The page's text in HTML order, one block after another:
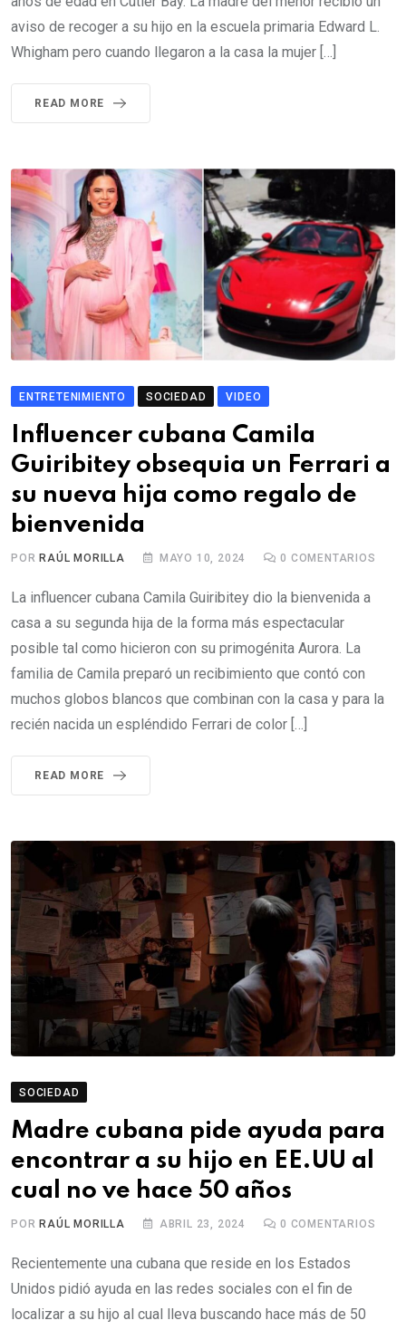
aviso de recoger a su hijo en la escuela primaria Edward L.
Whigham pero cuando llegaron a la casa la mujer […]
READ MORE
ENTRETENIMIENTO SOCIEDAD VIDEO
Influencer cubana Camila
Guiribitey obsequia un Ferrari a
su nueva hija como regalo de
bienvenida
PORRAÚL MORILLA MAYO 10, 2024 0 COMENTARIOS
La influencer cubana Camila Guiribitey dio la bienvenida a
casa a su segunda hija de la forma más espectacular
posible tal como hicieron con su primogénita Aurora. La
familia de Camila preparó un recibimiento que contó con
muchos globos blancos que combinan con la casa y para la
recién nacida un espléndido Ferrari de color […]
READ MORE
SOCIEDAD
Madre cubana pide ayuda para
encontrar a su hijo en EE.UU al
cual no ve hace 50 años
POR RAÚL MORILLA ABRIL 23, 2024 0 COMENTARIOS
Recientemente una cubana que reside en los Estados
Unidos pidió ayuda en las redes sociales con el fin de
localizar a su hijo al cual lleva buscando hace más de 50